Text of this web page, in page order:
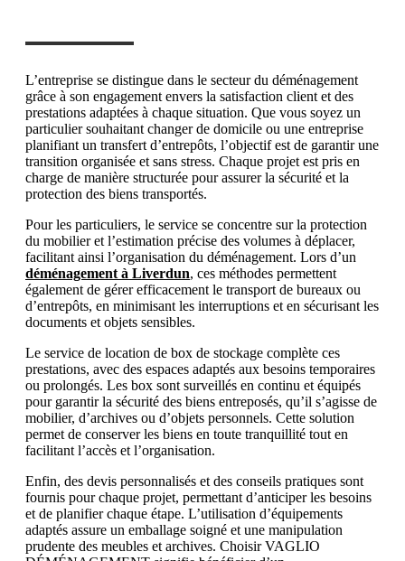
L’entreprise se distingue dans le secteur du déménagement
grâce à son engagement envers la satisfaction client et des
prestations adaptées à chaque situation. Que vous soyez un
particulier souhaitant changer de domicile ou une entreprise
planifiant un transfert d’entrepôts, l’objectif est de garantir une
transition organisée et sans stress. Chaque projet est pris en
charge de manière structurée pour assurer la sécurité et la
protection des biens transportés.
Pour les particuliers, le service se concentre sur la protection
du mobilier et l’estimation précise des volumes à déplacer,
facilitant ainsi l’organisation du déménagement. Lors d’un
déménagement à Liverdun, ces méthodes permettent
également de gérer efficacement le transport de bureaux ou
d’entrepôts, en minimisant les interruptions et en sécurisant les
documents et objets sensibles.
Le service de location de box de stockage complète ces
prestations, avec des espaces adaptés aux besoins temporaires
ou prolongés. Les box sont surveillés en continu et équipés
pour garantir la sécurité des biens entreposés, qu’il s’agisse de
mobilier, d’archives ou d’objets personnels. Cette solution
permet de conserver les biens en toute tranquillité tout en
facilitant l’accès et l’organisation.
Enfin, des devis personnalisés et des conseils pratiques sont
fournis pour chaque projet, permettant d’anticiper les besoins
et de planifier chaque étape. L’utilisation d’équipements
adaptés assure un emballage soigné et une manipulation
prudente des meubles et archives. Choisir VAGLIO